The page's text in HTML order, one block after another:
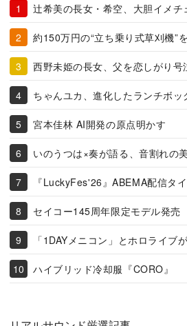
辻希美の長女・希空、大胆イメチ
約150万円の“立ち乗り式草刈機”
西野未姫の長女、父を恋しがり号
ちゃんユカ、進化したランチボッ
宮本佳林 AI開発の原点明かす
いのうつは×奏が語る、音割れの
『LuckyFes'26』ABEMA配信タ
セイコー145周年限定モデル発売
「1DAYメニコン」とホロライブ
ハイブリッド冷却服『CORO』